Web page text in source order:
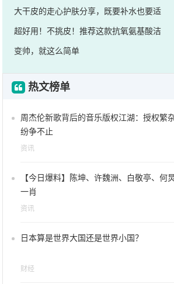
大干皮的走心护肤分享，既要补水也要适
超好用！不挑皮！推荐这款抗氧氨基酸洁
变帅，就这么简单
热文榜单
周杰伦新歌背后的音乐版权江湖：授权繁
纷争不止
资讯
【今日爆料】陈坤、许魏洲、白敬亭、何
一肖
资讯
日本算是世界大国还是世界小国？
财经